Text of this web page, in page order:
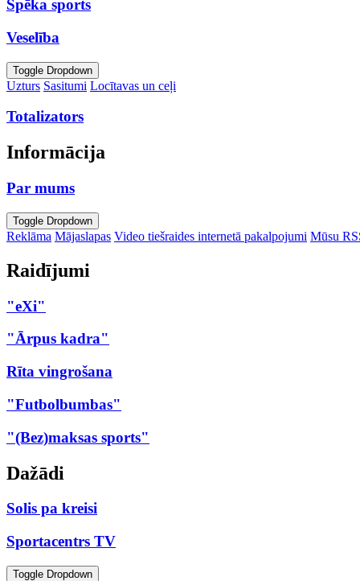
Spēka sports
Veselība
Toggle Dropdown
Uzturs Sasitumi Locītavas un ceļi
Totalizators
Informācija
Par mums
Toggle Dropdown
Reklāma Mājaslapas Video tiešraides internetā pakalpojumi Mūsu
Raidījumi
"eXi"
"Ārpus kadra"
Rīta vingrošana
"Futbolbumbas"
"(Bez)maksas sports"
Dažādi
Solis pa kreisi
Sportacentrs TV
Toggle Dropdown